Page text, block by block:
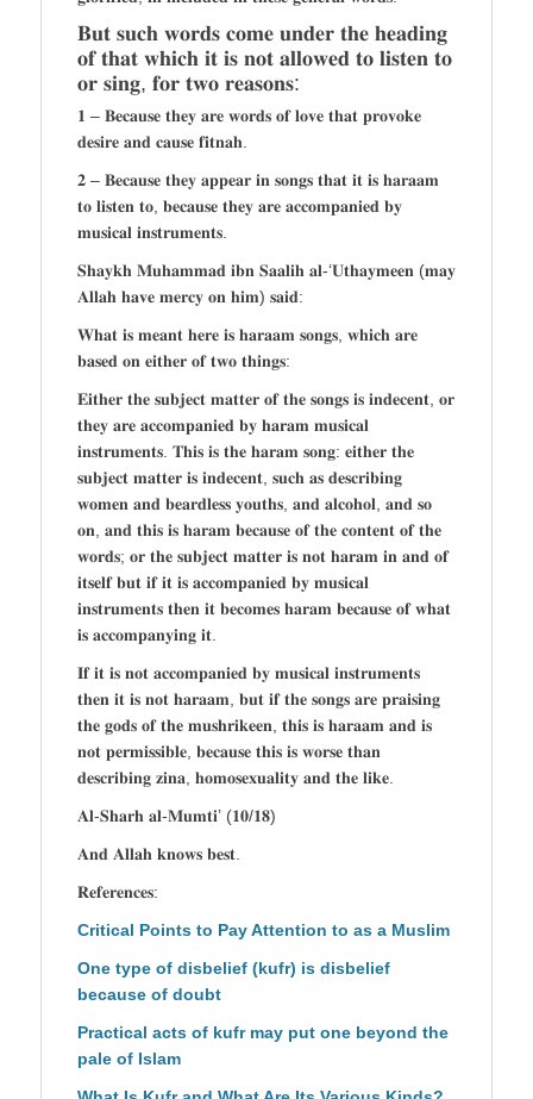
𝐁𝐮𝐭 𝐬𝐮𝐜𝐡 𝐰𝐨𝐫𝐝𝐬 𝐜𝐨𝐦𝐞 𝐮𝐧𝐝𝐞𝐫 𝐭𝐡𝐞 𝐡𝐞𝐚𝐝𝐢𝐧𝐠
𝐨𝐟 𝐭𝐡𝐚𝐭 𝐰𝐡𝐢𝐜𝐡 𝐢𝐭 𝐢𝐬 𝐧𝐨𝐭 𝐚𝐥𝐥𝐨𝐰𝐞𝐝 𝐭𝐨 𝐥𝐢𝐬𝐭𝐞𝐧 𝐭𝐨
𝐨𝐫 𝐬𝐢𝐧𝐠, 𝐟𝐨𝐫 𝐭𝐰𝐨 𝐫𝐞𝐚𝐬𝐨𝐧𝐬:
𝟏 – 𝐁𝐞𝐜𝐚𝐮𝐬𝐞 𝐭𝐡𝐞𝐲 𝐚𝐫𝐞 𝐰𝐨𝐫𝐝𝐬 𝐨𝐟 𝐥𝐨𝐯𝐞 𝐭𝐡𝐚𝐭 𝐩𝐫𝐨𝐯𝐨𝐤𝐞
𝐝𝐞𝐬𝐢𝐫𝐞 𝐚𝐧𝐝 𝐜𝐚𝐮𝐬𝐞 𝐟𝐢𝐭𝐧𝐚𝐡.
𝟐 – 𝐁𝐞𝐜𝐚𝐮𝐬𝐞 𝐭𝐡𝐞𝐲 𝐚𝐩𝐩𝐞𝐚𝐫 𝐢𝐧 𝐬𝐨𝐧𝐠𝐬 𝐭𝐡𝐚𝐭 𝐢𝐭 𝐢𝐬 𝐡𝐚𝐫𝐚𝐚𝐦
𝐭𝐨 𝐥𝐢𝐬𝐭𝐞𝐧 𝐭𝐨, 𝐛𝐞𝐜𝐚𝐮𝐬𝐞 𝐭𝐡𝐞𝐲 𝐚𝐫𝐞 𝐚𝐜𝐜𝐨𝐦𝐩𝐚𝐧𝐢𝐞𝐝 𝐛𝐲
𝐦𝐮𝐬𝐢𝐜𝐚𝐥 𝐢𝐧𝐬𝐭𝐫𝐮𝐦𝐞𝐧𝐭𝐬.
𝐒𝐡𝐚𝐲𝐤𝐡 𝐌𝐮𝐡𝐚𝐦𝐦𝐚𝐝 𝐢𝐛𝐧 𝐒𝐚𝐚𝐥𝐢𝐡 𝐚𝐥-‘𝐔𝐭𝐡𝐚𝐲𝐦𝐞𝐞𝐧 (𝐦𝐚𝐲
𝐀𝐥𝐥𝐚𝐡 𝐡𝐚𝐯𝐞 𝐦𝐞𝐫𝐜𝐲 𝐨𝐧 𝐡𝐢𝐦) 𝐬𝐚𝐢𝐝:
𝐖𝐡𝐚𝐭 𝐢𝐬 𝐦𝐞𝐚𝐧𝐭 𝐡𝐞𝐫𝐞 𝐢𝐬 𝐡𝐚𝐫𝐚𝐚𝐦 𝐬𝐨𝐧𝐠𝐬, 𝐰𝐡𝐢𝐜𝐡 𝐚𝐫𝐞
𝐛𝐚𝐬𝐞𝐝 𝐨𝐧 𝐞𝐢𝐭𝐡𝐞𝐫 𝐨𝐟 𝐭𝐰𝐨 𝐭𝐡𝐢𝐧𝐠𝐬:
𝐄𝐢𝐭𝐡𝐞𝐫 𝐭𝐡𝐞 𝐬𝐮𝐛𝐣𝐞𝐜𝐭 𝐦𝐚𝐭𝐭𝐞𝐫 𝐨𝐟 𝐭𝐡𝐞 𝐬𝐨𝐧𝐠𝐬 𝐢𝐬 𝐢𝐧𝐝𝐞𝐜𝐞𝐧𝐭, 𝐨𝐫
𝐭𝐡𝐞𝐲 𝐚𝐫𝐞 𝐚𝐜𝐜𝐨𝐦𝐩𝐚𝐧𝐢𝐞𝐝 𝐛𝐲 𝐡𝐚𝐫𝐚𝐦 𝐦𝐮𝐬𝐢𝐜𝐚𝐥
𝐢𝐧𝐬𝐭𝐫𝐮𝐦𝐞𝐧𝐭𝐬. 𝐓𝐡𝐢𝐬 𝐢𝐬 𝐭𝐡𝐞 𝐡𝐚𝐫𝐚𝐦 𝐬𝐨𝐧𝐠: 𝐞𝐢𝐭𝐡𝐞𝐫 𝐭𝐡𝐞
𝐬𝐮𝐛𝐣𝐞𝐜𝐭 𝐦𝐚𝐭𝐭𝐞𝐫 𝐢𝐬 𝐢𝐧𝐝𝐞𝐜𝐞𝐧𝐭, 𝐬𝐮𝐜𝐡 𝐚𝐬 𝐝𝐞𝐬𝐜𝐫𝐢𝐛𝐢𝐧𝐠
𝐰𝐨𝐦𝐞𝐧 𝐚𝐧𝐝 𝐛𝐞𝐚𝐫𝐝𝐥𝐞𝐬𝐬 𝐲𝐨𝐮𝐭𝐡𝐬, 𝐚𝐧𝐝 𝐚𝐥𝐜𝐨𝐡𝐨𝐥, 𝐚𝐧𝐝 𝐬𝐨
𝐨𝐧, 𝐚𝐧𝐝 𝐭𝐡𝐢𝐬 𝐢𝐬 𝐡𝐚𝐫𝐚𝐦 𝐛𝐞𝐜𝐚𝐮𝐬𝐞 𝐨𝐟 𝐭𝐡𝐞 𝐜𝐨𝐧𝐭𝐞𝐧𝐭 𝐨𝐟 𝐭𝐡𝐞
𝐰𝐨𝐫𝐝𝐬; 𝐨𝐫 𝐭𝐡𝐞 𝐬𝐮𝐛𝐣𝐞𝐜𝐭 𝐦𝐚𝐭𝐭𝐞𝐫 𝐢𝐬 𝐧𝐨𝐭 𝐡𝐚𝐫𝐚𝐦 𝐢𝐧 𝐚𝐧𝐝 𝐨𝐟
𝐢𝐭𝐬𝐞𝐥𝐟 𝐛𝐮𝐭 𝐢𝐟 𝐢𝐭 𝐢𝐬 𝐚𝐜𝐜𝐨𝐦𝐩𝐚𝐧𝐢𝐞𝐝 𝐛𝐲 𝐦𝐮𝐬𝐢𝐜𝐚𝐥
𝐢𝐧𝐬𝐭𝐫𝐮𝐦𝐞𝐧𝐭𝐬 𝐭𝐡𝐞𝐧 𝐢𝐭 𝐛𝐞𝐜𝐨𝐦𝐞𝐬 𝐡𝐚𝐫𝐚𝐦 𝐛𝐞𝐜𝐚𝐮𝐬𝐞 𝐨𝐟 𝐰𝐡𝐚𝐭
𝐢𝐬 𝐚𝐜𝐜𝐨𝐦𝐩𝐚𝐧𝐲𝐢𝐧𝐠 𝐢𝐭.
𝐈𝐟 𝐢𝐭 𝐢𝐬 𝐧𝐨𝐭 𝐚𝐜𝐜𝐨𝐦𝐩𝐚𝐧𝐢𝐞𝐝 𝐛𝐲 𝐦𝐮𝐬𝐢𝐜𝐚𝐥 𝐢𝐧𝐬𝐭𝐫𝐮𝐦𝐞𝐧𝐭𝐬
𝐭𝐡𝐞𝐧 𝐢𝐭 𝐢𝐬 𝐧𝐨𝐭 𝐡𝐚𝐫𝐚𝐚𝐦, 𝐛𝐮𝐭 𝐢𝐟 𝐭𝐡𝐞 𝐬𝐨𝐧𝐠𝐬 𝐚𝐫𝐞 𝐩𝐫𝐚𝐢𝐬𝐢𝐧𝐠
𝐭𝐡𝐞 𝐠𝐨𝐝𝐬 𝐨𝐟 𝐭𝐡𝐞 𝐦𝐮𝐬𝐡𝐫𝐢𝐤𝐞𝐞𝐧, 𝐭𝐡𝐢𝐬 𝐢𝐬 𝐡𝐚𝐫𝐚𝐚𝐦 𝐚𝐧𝐝 𝐢𝐬
𝐧𝐨𝐭 𝐩𝐞𝐫𝐦𝐢𝐬𝐬𝐢𝐛𝐥𝐞, 𝐛𝐞𝐜𝐚𝐮𝐬𝐞 𝐭𝐡𝐢𝐬 𝐢𝐬 𝐰𝐨𝐫𝐬𝐞 𝐭𝐡𝐚𝐧
𝐝𝐞𝐬𝐜𝐫𝐢𝐛𝐢𝐧𝐠 𝐳𝐢𝐧𝐚, 𝐡𝐨𝐦𝐨𝐬𝐞𝐱𝐮𝐚𝐥𝐢𝐭𝐲 𝐚𝐧𝐝 𝐭𝐡𝐞 𝐥𝐢𝐤𝐞.
𝐀𝐥-𝐒𝐡𝐚𝐫𝐡 𝐚𝐥-𝐌𝐮𝐦𝐭𝐢’ (𝟏𝟎/𝟏𝟖)
𝐀𝐧𝐝 𝐀𝐥𝐥𝐚𝐡 𝐤𝐧𝐨𝐰𝐬 𝐛𝐞𝐬𝐭.
𝐑𝐞𝐟𝐞𝐫𝐞𝐧𝐜𝐞𝐬:
Critical Points to Pay Attention to as a Muslim
One type of disbelief (kufr) is disbelief
because of doubt
Practical acts of kufr may put one beyond the
pale of Islam